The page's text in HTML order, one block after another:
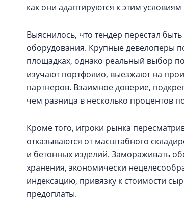
как они адаптируются к этим
Выяснилось, что тендер перестал
оборудования. Крупные девелоперы
площадках, однако реальный выбор
изучают портфолио, выезжают на
партнеров. Взаимное доверие,
чем разница в несколько процентов
Кроме того, игроки рынка
отказываются от масштабного
и бетонных изделий. Замораживать
хранения, экономически
индексацию, привязку к стоимости
предоплаты.